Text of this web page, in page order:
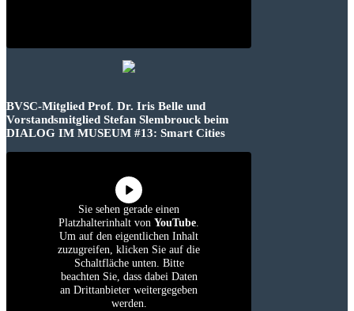
BVSC-Mitglied Prof. Dr. Iris Belle und
Vorstandsmitglied Stefan Slembrouck beim
DIALOG IM MUSEUM #13: Smart Cities
Sie sehen gerade einen
Platzhalterinhalt von YouTube.
Um auf den eigentlichen Inhalt
zuzugreifen, klicken Sie auf die
Schaltfläche unten. Bitte
beachten Sie, dass dabei Daten
an Drittanbieter weitergegeben
werden.